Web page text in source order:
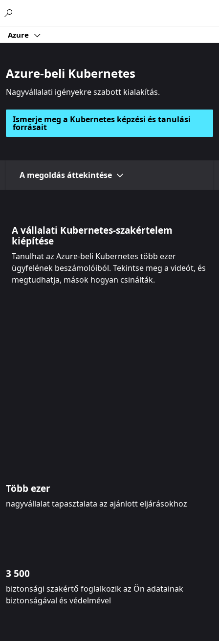
Azure
Azure-beli Kubernetes
Nagyvállalati igényekre szabott kialakítás.
Ismerje meg a Kubernetes képzési és tanulási
forrásait
A megoldás áttekintése
A vállalati Kubernetes-szakértelem
kiépítése
Tanulhat az Azure-beli Kubernetes több ezer
ügyfelének beszámolóiból. Tekintse meg a videót, és
megtudhatja, mások hogyan csinálták.
Több ezer
nagyvállalat tapasztalata az ajánlott eljárásokhoz
3 500
biztonsági szakértő foglalkozik az Ön adatainak
biztonságával és védelmével